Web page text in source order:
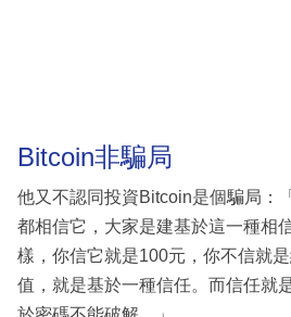
Bitcoin非騙局
他又不認同投資Bitcoin是個騙局：
都相信它，大家是建基於這一種相
樣，你信它就是100元，你不信就
值，就是基於一種信任。而信任就